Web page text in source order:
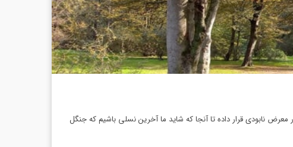
نابودی قرار داده تا آنجا که شاید ما آخرین نسلی باشیم که جنگل